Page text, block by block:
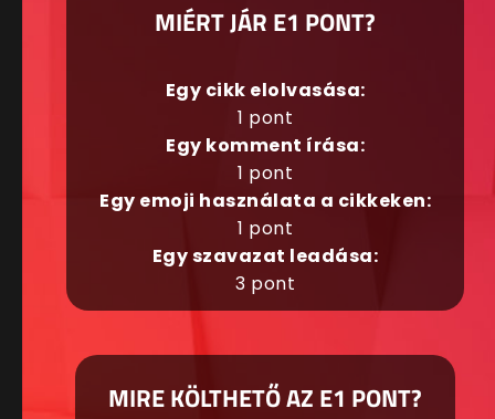
MIÉRT JÁR E1 PONT?
Egy cikk elolvasása:
1 pont
Egy komment írása:
1 pont
Egy emoji használata a cikkeken:
1 pont
Egy szavazat leadása:
3 pont
MIRE KÖLTHETŐ AZ E1 PONT?